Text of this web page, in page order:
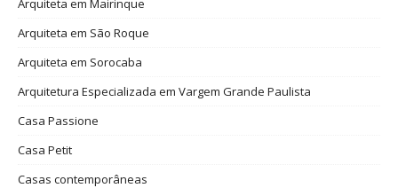
Arquiteta em Mairinque
Arquiteta em São Roque
Arquiteta em Sorocaba
Arquitetura Especializada em Vargem Grande Paulista
Casa Passione
Casa Petit
Casas contemporâneas